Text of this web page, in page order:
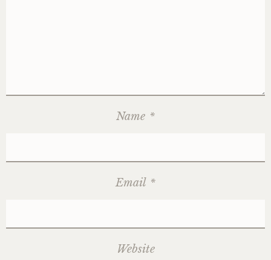
Name *
Email *
Website